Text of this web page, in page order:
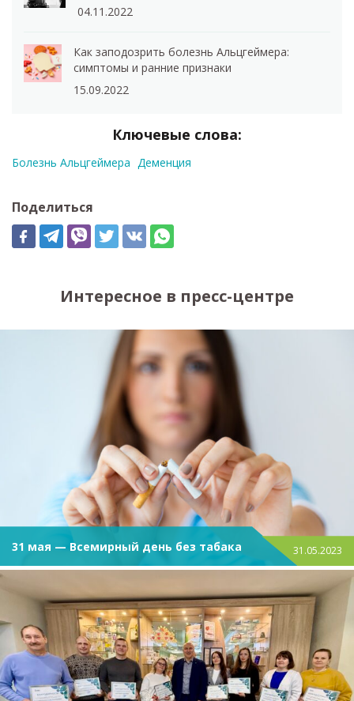
04.11.2022
Как заподозрить болезнь Альцгеймера:
симптомы и ранние признаки
15.09.2022
Ключевые слова:
Болезнь Альцгеймера Деменция
Поделиться
Интересное в пресс-центре
31 мая — Всемирный день без табака 31.05.2023